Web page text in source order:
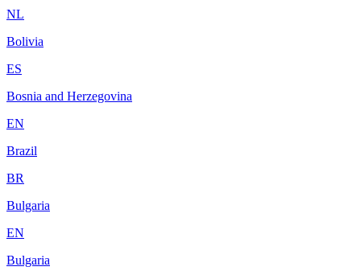
NL
Bolivia
ES
Bosnia and Herzegovina
EN
Brazil
BR
Bulgaria
EN
Bulgaria